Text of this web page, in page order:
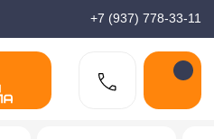
Радиаторы Водонагреватели